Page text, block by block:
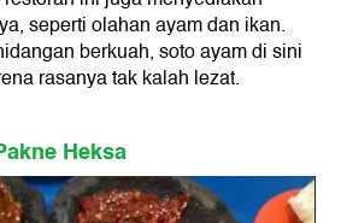
seperti olahan ayam dan ikan.
berkuah, soto ayam di sini
rasanya tak kalah lezat.
Heksa